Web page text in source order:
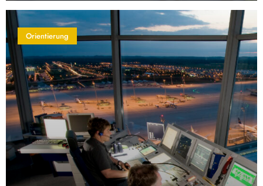
Orientierung